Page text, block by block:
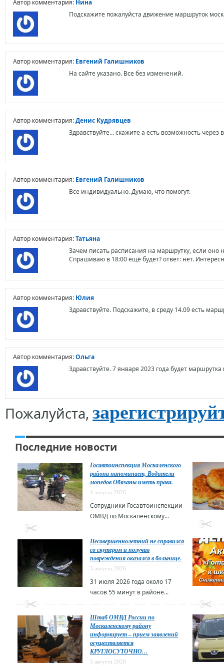
Автор комментария: Нина
Подскажите пожалуйста движение маршруток
Автор комментария: Евгений Галишников
На сайте указано. Все без изменений.
Автор комментария:Денис Кудрявцев
Здравствуйте… скажите а есть возможность
Автор комментария: Евгений Галишников
Все индивидуально. Думаю, что помогут.
Автор комментария:Татьяна
Зачем писать расписания на маршрутку, если оно
Спрашиваю в 18:00 ещё будет? ответ: нет.
Автор комментария: Юлия
Здравствуйте. Подскажите, в среду 14.09 есть
Автор комментария:Ольга
Здравствуйте. 7 января 2023 года будет
Пожалуйста,
Последние новости
Госавтоинспекция Москаленского
района напоминает, Водители
мопедов Обязаны иметь права.
4 августа 2026
Сотрудники Госавтоинспекции
ОМВД по Москаленскому...
Несовершеннолетний не справился
со скутером и получив
повреждения оказался в больнице.
3 августа 2026
31 июля 2026 года около 17
часов 55 минут в районе...
Штаб ОМВД России по
Москаленскому району
информирует – прием заявлений
осуществляется
КРУГЛОСУТОЧНО…
3 августа 2026